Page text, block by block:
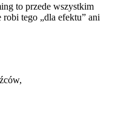
to przede wszystkim
tego „dla efektu” ani